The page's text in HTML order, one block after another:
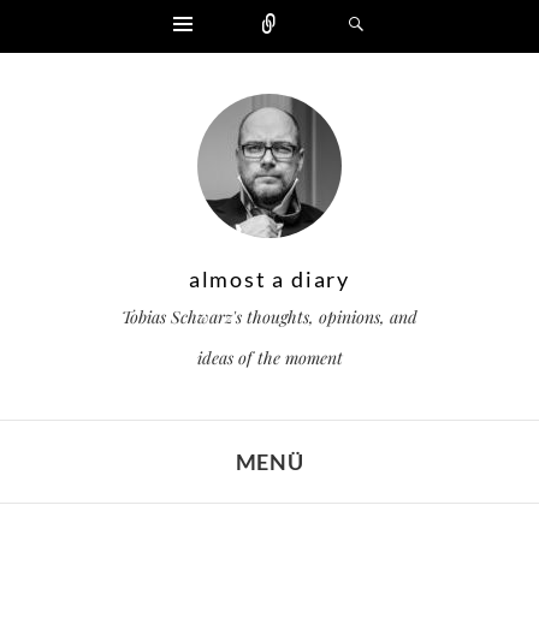
Widgets
almost a diary
Tobias Schwarz's thoughts, opinions, and
ideas of the moment
MENÜ